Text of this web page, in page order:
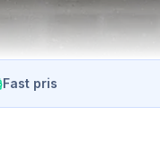
Fast pris